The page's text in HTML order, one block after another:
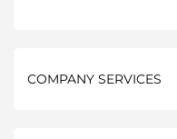
COMPANY SERVICES